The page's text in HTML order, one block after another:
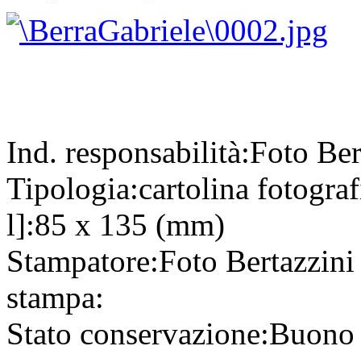
Ind. responsabilità:Foto
Tipologia:cartolina
l]:85 x 135 (mm)
Stampatore:Foto
stampa:
Stato conservazione:Buono